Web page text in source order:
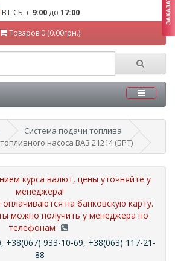
ВТ-СБ: с 9:00 до 17:00
Товаров 0 (0.00грн.)
Система подачи топлива
насоса ВАЗ 21214 (БРТ)
курса валют, цены уточняйте у
менеджера!
на банковскую карту.
можно получить у менеджера по
телефонам
+38(067) 933-10-69, +38(063) 117-21-
88